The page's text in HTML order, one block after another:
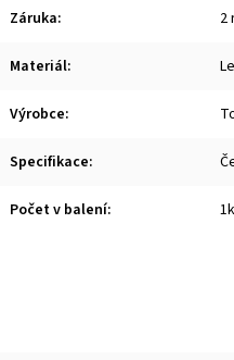
Záruka: 2
Materiál:
Výrobce:
Specifikace:
Počet v balení: